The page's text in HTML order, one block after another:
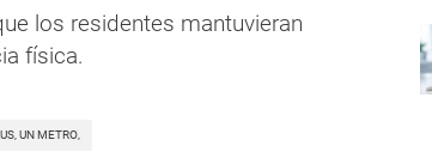
los residentes mantuvieran
física.
UN METRO,